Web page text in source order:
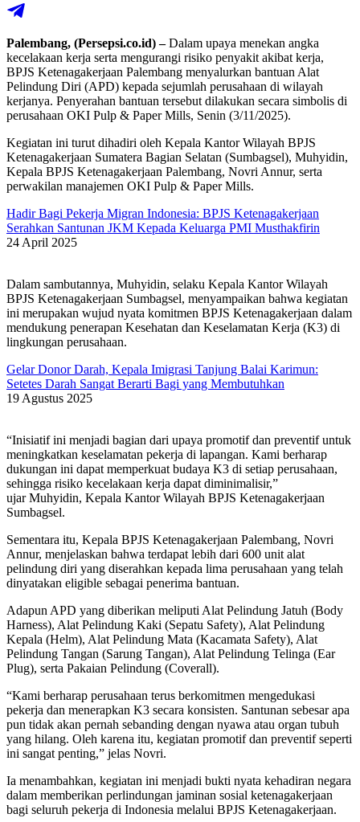
Palembang, (Persepsi.co.id) –Dalam upaya menekan angka
kecelakaan kerja serta mengurangi risiko penyakit akibat kerja,
BPJS Ketenagakerjaan Palembang menyalurkan bantuan Alat
Pelindung Diri (APD) kepada sejumlah perusahaan di wilayah
kerjanya. Penyerahan bantuan tersebut dilakukan secara simbolis di
perusahaan OKI Pulp & Paper Mills, Senin (3/11/2025).
Kegiatan ini turut dihadiri oleh Kepala Kantor Wilayah BPJS
Ketenagakerjaan Sumatera Bagian Selatan (Sumbagsel), Muhyidin,
Kepala BPJS Ketenagakerjaan Palembang, Novri Annur, serta
perwakilan manajemen OKI Pulp & Paper Mills.
Hadir Bagi Pekerja Migran Indonesia: BPJS Ketenagakerjaan
Serahkan Santunan JKM Kepada Keluarga PMI Musthakfirin
24 April 2025
Dalam sambutannya, Muhyidin, selaku Kepala Kantor Wilayah
BPJS Ketenagakerjaan Sumbagsel, menyampaikan bahwa kegiatan
ini merupakan wujud nyata komitmen BPJS Ketenagakerjaan dalam
mendukung penerapan Kesehatan dan Keselamatan Kerja (K3) di
lingkungan perusahaan.
Gelar Donor Darah, Kepala Imigrasi Tanjung Balai Karimun:
Setetes Darah Sangat Berarti Bagi yang Membutuhkan
19 Agustus 2025
“Inisiatif ini menjadi bagian dari upaya promotif dan preventif untuk
meningkatkan keselamatan pekerja di lapangan. Kami berharap
dukungan ini dapat memperkuat budaya K3 di setiap perusahaan,
sehingga risiko kecelakaan kerja dapat diminimalisir,”
ujar Muhyidin, Kepala Kantor Wilayah BPJS Ketenagakerjaan
Sumbagsel.
Sementara itu, Kepala BPJS Ketenagakerjaan Palembang, Novri
Annur, menjelaskan bahwa terdapat lebih dari 600 unit alat
pelindung diri yang diserahkan kepada lima perusahaan yang telah
dinyatakan eligible sebagai penerima bantuan.
Adapun APD yang diberikan meliputi Alat Pelindung Jatuh (Body
Harness), Alat Pelindung Kaki (Sepatu Safety), Alat Pelindung
Kepala (Helm), Alat Pelindung Mata (Kacamata Safety), Alat
Pelindung Tangan (Sarung Tangan), Alat Pelindung Telinga (Ear
Plug), serta Pakaian Pelindung (Coverall).
“Kami berharap perusahaan terus berkomitmen mengedukasi
pekerja dan menerapkan K3 secara konsisten. Santunan sebesar apa
pun tidak akan pernah sebanding dengan nyawa atau organ tubuh
yang hilang. Oleh karena itu, kegiatan promotif dan preventif seperti
ini sangat penting,” jelas Novri.
Ia menambahkan, kegiatan ini menjadi bukti nyata kehadiran negara
dalam memberikan perlindungan jaminan sosial ketenagakerjaan
bagi seluruh pekerja di Indonesia melalui BPJS Ketenagakerjaan.